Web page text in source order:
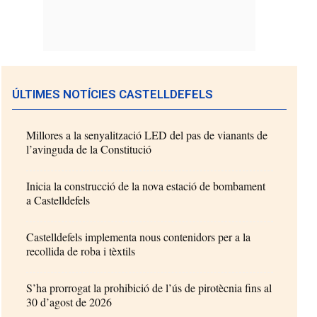
ÚLTIMES NOTÍCIES CASTELLDEFELS
Millores a la senyalització LED del pas de vianants de
l’avinguda de la Constitució
Inicia la construcció de la nova estació de bombament
a Castelldefels
Castelldefels implementa nous contenidors per a la
recollida de roba i tèxtils
S’ha prorrogat la prohibició de l’ús de pirotècnia fins al
30 d’agost de 2026